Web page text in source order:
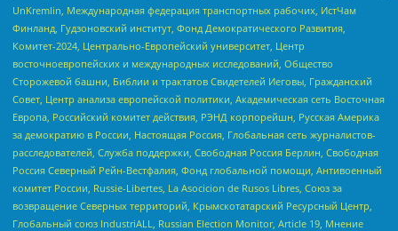
UnKremlin, Международная федерация транспортных рабочих, ИстЧам
Финланд, Гудзоновский институт, Фонд Демократического Развития,
Комитет-2024, Центрально-Европейский университет, Центр
восточноевропейских и международных исследований, Общество
Сторожевой башни, Библии и трактатов Свидетелей Иеговы, Гражданский
Совет, Центр анализа европейской политики, Академическая сеть Восточная
Европа, Российский комитет действия, РЭНД корпорейшн, Русская Америка
за демократию в России, Настоящая Россия, Глобальная сеть журналистов-
расследователей, Служба поддержки, Свободная Россия Берлин, Свободная
Россия Северный Рейн-Вестфалия, Фонд глобальной помощи, Антивоенный
комитет России, Russie-Libertes, La Asocicion de Rusos Libres, Союз за
возвращение Северных территорий, Крымскотатарский Ресурсный Центр,
Глобальный союз IndustriALL, Russian Election Monitor, Article 19, Мнение